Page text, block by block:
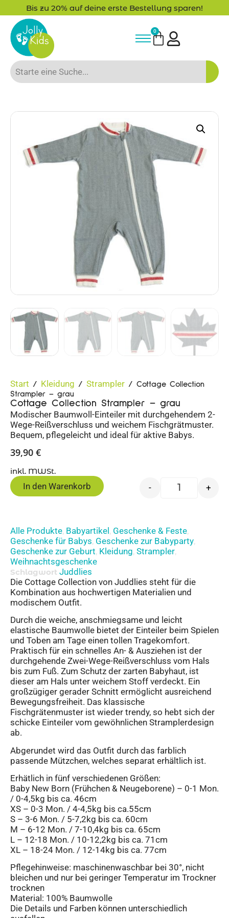
Bis zu 20% auf deine erste Bestellung sparen!
0
Start / Kleidung / Strampler / Cottage Collection
Strampler – grau
Cottage Collection Strampler – grau
Modischer Baumwoll-Einteiler mit durchgehendem 2-
Wege-Reißverschluss und weichem Fischgrätmuster.
Bequem, pflegeleicht und ideal für aktive Babys.
39,90 €
inkl. MWSt.
- +
In den Warenkorb
Alle Produkte, Babyartikel, Geschenke & Feste,
Geschenke für Babys, Geschenke zur Babyparty,
Geschenke zur Geburt, Kleidung, Strampler,
Weihnachtsgeschenke
Schlagwort Juddlies
Die Cottage Collection von Juddlies steht für die
Kombination aus hochwertigen Materialien und
modischem Outfit.
Durch die weiche, anschmiegsame und leicht
elastische Baumwolle bietet der Einteiler beim Spielen
und Toben am Tage einen tollen Tragekomfort.
Praktisch für ein schnelles An- & Ausziehen ist der
durchgehende Zwei-Wege-Reißverschluss vom Hals
bis zum Fuß. Zum Schutz der zarten Babyhaut, ist
dieser am Hals unter weichem Stoff verdeckt. Ein
großzügiger gerader Schnitt ermöglicht ausreichend
Bewegungsfreiheit. Das klassische
Fischgrätenmuster ist wieder trendy, so hebt sich der
schicke Einteiler vom gewöhnlichen Stramplerdesign
ab.
Abgerundet wird das Outfit durch das farblich
passende Mützchen, welches separat erhältlich ist.
Erhätlich in fünf verschiedenen Größen:
Baby New Born (Frühchen & Neugeborene) – 0-1 Mon.
/ 0-4,5kg bis ca. 46cm
XS – 0-3 Mon. / 4-4,5kg bis ca.55cm
S – 3-6 Mon. / 5-7,2kg bis ca. 60cm
M – 6-12 Mon. / 7-10,4kg bis ca. 65cm
L – 12-18 Mon. / 10-12,2kg bis ca. 71cm
XL – 18-24 Mon. / 12-14kg bis ca. 77cm
Pflegehinweise: maschinenwaschbar bei 30°, nicht
bleichen und nur bei geringer Temperatur im Trockner
trocknen
Material: 100% Baumwolle
Die Details und Farben können unterschiedlich